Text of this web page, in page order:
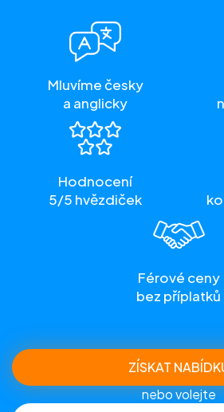
Mluvíme česky
a anglicky
Hodnocení
5/5 hvězdiček
Férové ceny
bez příplatků
ZÍSKAT
nebo volejte